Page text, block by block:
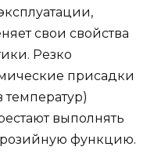
свои свойства
Резко
присадки
выполнять
функцию.